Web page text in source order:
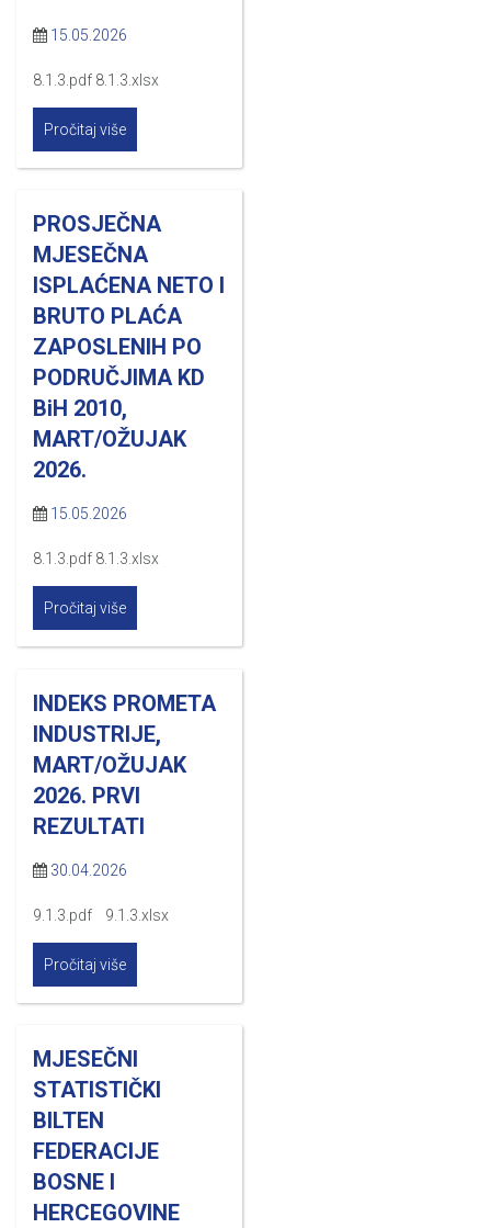
15.05.2026
8.1.3.pdf 8.1.3.xlsx
Pročitaj više
PROSJEČNA
MJESEČNA
ISPLAĆENA NETO I
BRUTO PLAĆA
ZAPOSLENIH PO
PODRUČJIMA KD
BiH 2010,
MART/OŽUJAK
2026.
15.05.2026
8.1.3.pdf 8.1.3.xlsx
Pročitaj više
INDEKS PROMETA
INDUSTRIJE,
MART/OŽUJAK
2026. PRVI
REZULTATI
30.04.2026
9.1.3.pdf 9.1.3.xlsx
Pročitaj više
MJESEČNI
STATISTIČKI
BILTEN
FEDERACIJE
BOSNE I
HERCEGOVINE